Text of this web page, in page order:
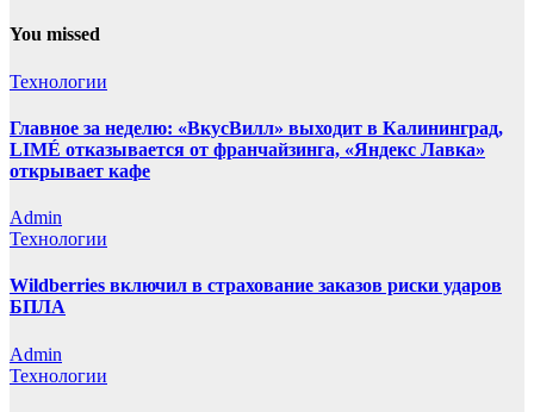
You missed
Технологии
Главное за неделю: «ВкусВилл» выходит в Калининград,
LIMÉ отказывается от франчайзинга, «Яндекс Лавка»
открывает кафе
Admin
Технологии
Wildberries включил в страхование заказов риски ударов
БПЛА
Admin
Технологии